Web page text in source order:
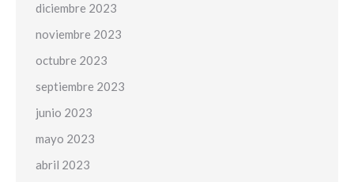
diciembre 2023
noviembre 2023
octubre 2023
septiembre 2023
junio 2023
mayo 2023
abril 2023